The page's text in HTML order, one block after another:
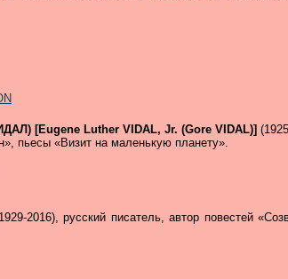
[Eugene Luther VIDAL, Jr. (Gore VIDAL)]
пьесы «Визит на маленькую планету».
2016), русский писатель, автор повестей